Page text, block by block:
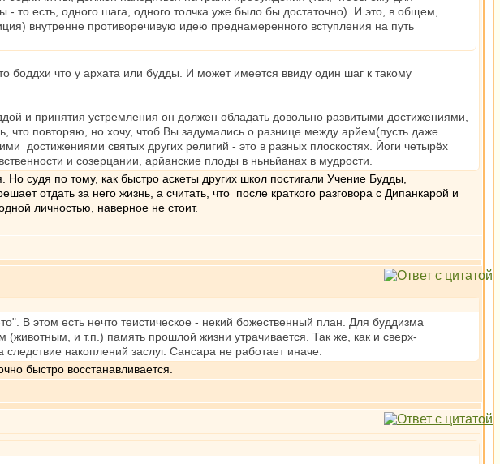
то есть, одного шага, одного толчка уже было бы достаточно). И это, в общем,
внутренне противоречивую идею преднамеренного вступления на путь
боддхи что у архата или будды. И может имеется ввиду один шаг к такому
и принятия устремления он должен обладать довольно развитыми достижениями,
повторяю, но хочу, чтоб Вы задумались о разнице между арйем(пусть даже
достижениями святых других религий - это в разных плоскостях. Йоги четырёх
и созерцании, арйанские плоды в ньньйанах в мудрости.
судя по тому, как быстро аскеты других школ постигали Учение Будды,
отдать за него жизнь, а считать, что после краткого разговора с Дипанкарой и
личностью, наверное не стоит.
В этом есть нечто теистическое - некий божественный план. Для буддизма
и т.п.) память прошлой жизни утрачивается. Так же, как и сверх-
накоплений заслуг. Сансара не работает иначе.
быстро восстанавливается.